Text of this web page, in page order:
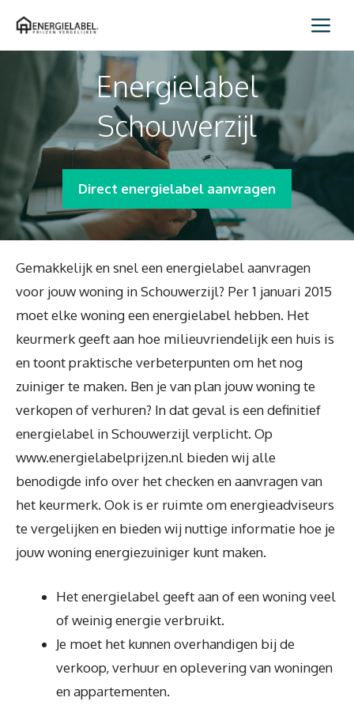
naar
Energielabel
Schouwerzijl
Direct energielabel aanvragen
Gemakkelijk en snel een energielabel aanvragen
voor jouw woning in Schouwerzijl? Per 1 januari 2015
moet elke woning een energielabel hebben. Het
keurmerk geeft aan hoe milieuvriendelijk een huis is
en toont praktische verbeterpunten om het nog
zuiniger te maken. Ben je van plan jouw woning te
verkopen of verhuren? In dat geval is een definitief
energielabel in Schouwerzijl verplicht. Op
www.energielabelprijzen.nl bieden wij alle
benodigde info over het checken en aanvragen van
het keurmerk. Ook is er ruimte om energieadviseurs
te vergelijken en bieden wij nuttige informatie hoe je
jouw woning energiezuiniger kunt maken.
Het energielabel geeft aan of een woning veel
of weinig energie verbruikt.
Je moet het kunnen overhandigen bij de
verkoop, verhuur en oplevering van woningen
en appartementen.